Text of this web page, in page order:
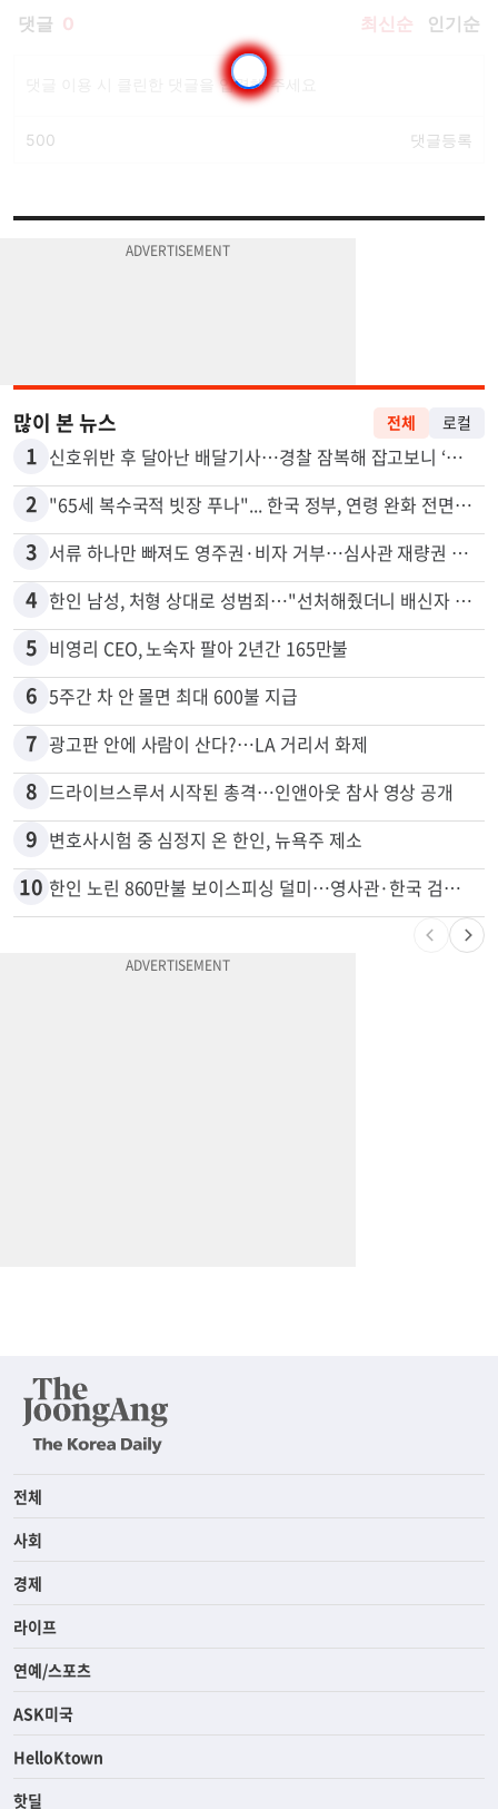
많이 본 뉴스
1 신호위반 후 달아난 배달기사…경찰 잠복해 잡고보니 ‘반전’
2 "65세 복수국적 빗장 푸나"... 한국 정부, 연령 완화 전면 추진
3 서류 하나만 빠져도 영주권·비자 거부…심사관 재량권 대폭 확대
4
5 비영리 CEO, 노숙자 팔아 2년간 165만불
6 5주간 차 안 몰면 최대 600불 지급
7 광고판 안에 사람이 산다?…LA 거리서 화제
8 드라이브스루서 시작된 총격…인앤아웃 참사 영상 공개
9 변호사시험 중 심정지 온 한인, 뉴욕주 제소
한인 노린 860만불 보이스피싱 덜미…영사관·한국 검찰 사칭
전체
사회
경제
라이프
연예/스포츠
ASK미국